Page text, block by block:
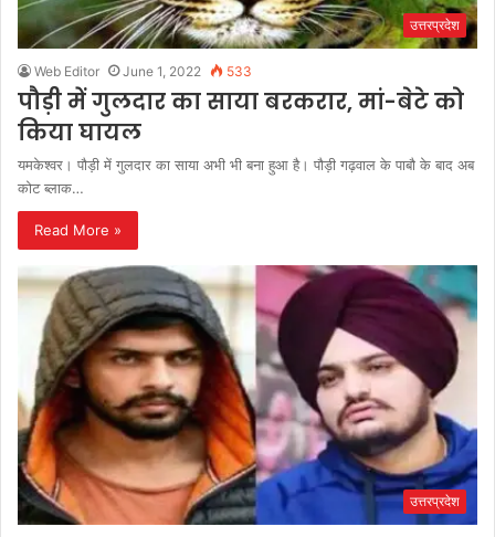
उत्तरप्रदेश
Web Editor June 1, 2022 533
पौड़ी में गुलदार का साया बरकरार, मां-बेटे को
किया घायल
यमकेश्वर। पौड़ी में गुलदार का साया अभी भी बना हुआ है। पौड़ी गढ़वाल के पाबौ के बाद अब
कोट ब्लाक…
Read More »
उत्तरप्रदेश